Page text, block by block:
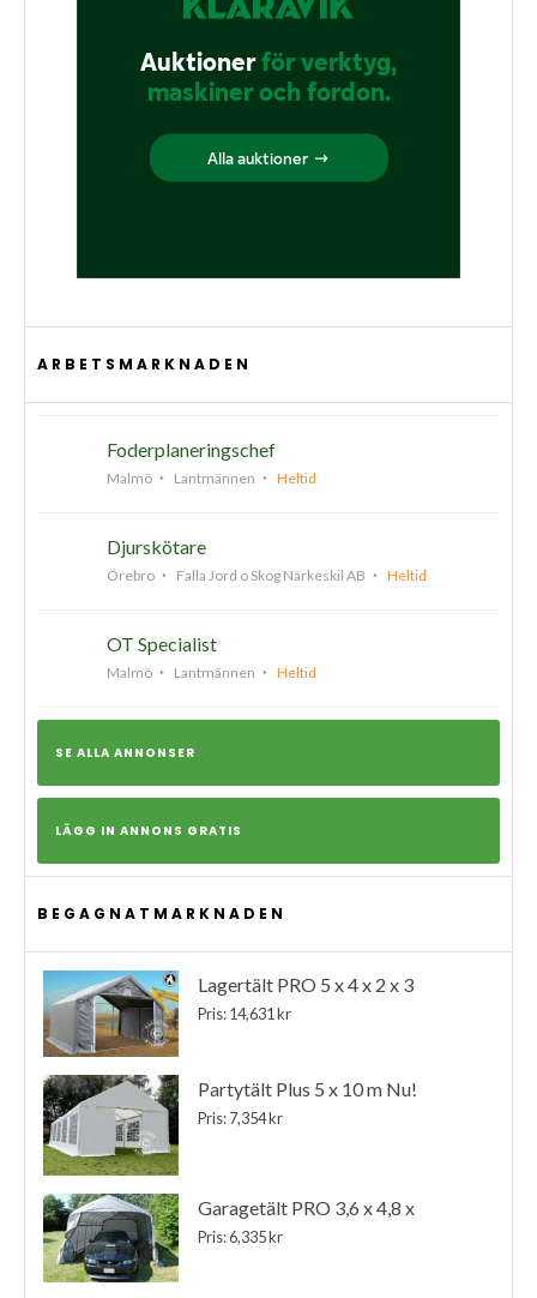
ARBETSMARKNADEN
Foderplaneringschef
Malmö Lantmännen Heltid
Djurskötare
Örebro Falla Jord o Skog Närkeskil AB Heltid
OT Specialist
Malmö Lantmännen Heltid
SE ALLA ANNONSER
LÄGG IN ANNONS GRATIS
BEGAGNATMARKNADEN
Lagertält PRO 5 x 4 x 2 x 3
Pris: 14,631 kr
Partytält Plus 5 x 10 m Nu!
Pris: 7,354 kr
Garagetält PRO 3,6 x 4,8 x
Pris: 6,335 kr